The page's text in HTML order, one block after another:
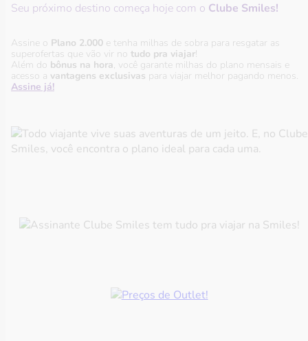
Seu próximo destino começa hoje com o Clube Smiles!
Assine o Plano 2.000 e tenha milhas de sobra para resgatar as
superofertas que vão vir no tudo pra viajar!
Além do bônus na hora, você garante milhas do plano mensais e
acesso a vantagens exclusivas para viajar melhor pagando menos.
Assine já!